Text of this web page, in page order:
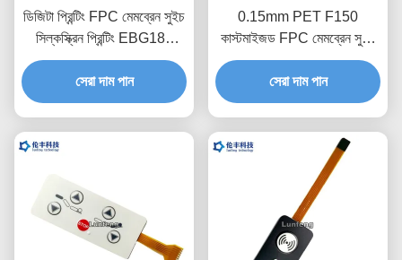
ডিজিটা প্রিন্টিং FPC মেমব্রেন সুইচ
সিল্কস্ক্রিন প্রিন্টিং EBG180
ডিজিটাল কীপ্যাড সুইচ
সেরা দাম পান
0.15mm PET F150
কাস্টমাইজড FPC মেমব্রেন সুইচ
1.0mm Zif এন্ড সহ
সেরা দাম পান